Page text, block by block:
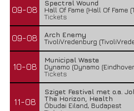
09-08
Spectral Wound
Hall Of Fame (Hall Of Fame
Tickets
09-08
Arch Enemy
TivoliVredenburg
10-08
Municipal Waste
Dynamo (Dynamo
Tickets
11-08
Sziget Festival met o.a.
The Horizon, Health
Óbudai Eiland, Budapest